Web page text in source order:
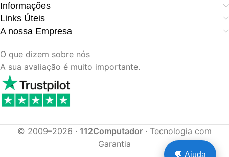
💬 Ajuda
Informações
Links Úteis
A nossa Empresa
O que dizem sobre nós
A sua avaliação é muito importante.
© 2009–2026 · 112Computador · Tecnologia com
Garantia